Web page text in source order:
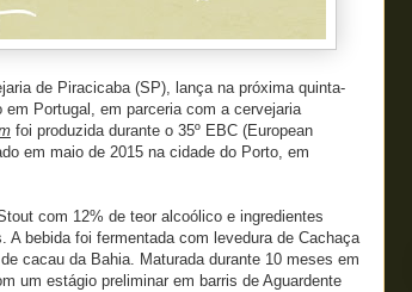
de Piracicaba (SP), lança na próxima quinta-
Portugal, em parceria com a cervejaria
foi produzida durante o 35º EBC (European
em maio de 2015 na cidade do Porto, em
com 12% de teor alcoólico e ingredientes
A bebida foi fermentada com levedura de Cachaça
cacau da Bahia. Maturada durante 10 meses em
um estágio preliminar em barris de Aguardente